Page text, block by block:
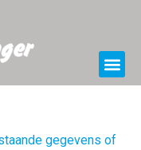
gegevens of